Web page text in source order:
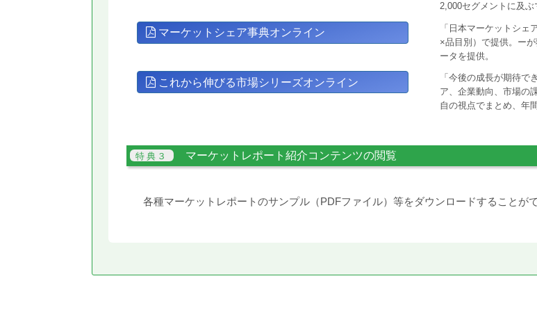
2,000セグメントに及ぶ
マーケットシェア事典オンライン
「日本マーケットシェ
×品目別）で提供。ー
ータを提供。
これから伸びる市場シリーズオンライン
「今後の成長が期待で
ア、企業動向、市場の
自の視点でまとめ、年
マーケットレポート紹介コンテンツの閲覧
各種マーケットレポートのサンプル（PDFファイル）等をダウンロードすることがで